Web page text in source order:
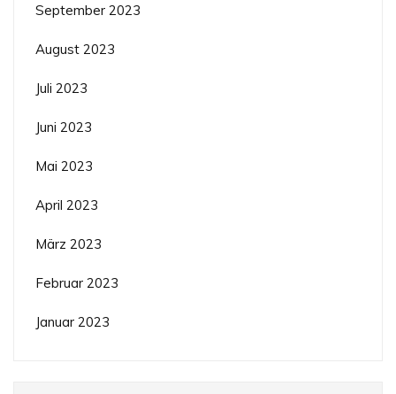
September 2023
August 2023
Juli 2023
Juni 2023
Mai 2023
April 2023
März 2023
Februar 2023
Januar 2023